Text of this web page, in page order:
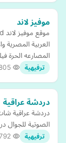
موفيز لاند
العربية المصرية
المصارعه الحرة
ترفيهية
دردشة عراقية
دردشة عراقية
الصوتية للجوال
ترفيهية